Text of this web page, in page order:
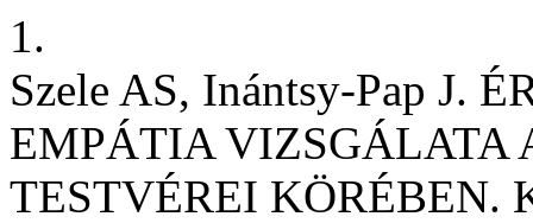
1.
Szele AS, Inántsy-Pap J.
EMPÁTIA VIZSGÁLATA
TESTVÉREI KÖRÉBEN.